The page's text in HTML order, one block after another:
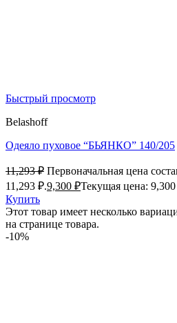
Быстрый просмотр
Belashoff
Одеяло пуховое “БЬЯНКО” 140/205
11,293₽ Первоначальная цена
11,293 ₽.9,300 ₽Текущая цена:
Купить
Этот товар имеет несколько
на странице товара.
-10%